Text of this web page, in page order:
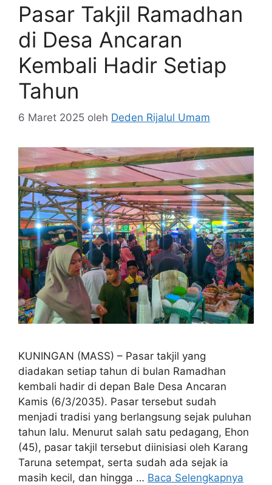
Pasar Takjil Ramadhan
di Desa Ancaran
Kembali Hadir Setiap
Tahun
6 Maret 2025 oleh Deden Rijalul Umam
KUNINGAN (MASS) – Pasar takjil yang
diadakan setiap tahun di bulan Ramadhan
kembali hadir di depan Bale Desa Ancaran
Kamis (6/3/2035). Pasar tersebut sudah
menjadi tradisi yang berlangsung sejak puluhan
tahun lalu. Menurut salah satu pedagang, Ehon
(45), pasar takjil tersebut diinisiasi oleh Karang
Taruna setempat, serta sudah ada sejak ia
masih kecil, dan hingga … Baca Selengkapnya